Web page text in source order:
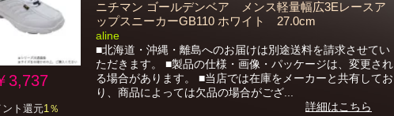
3,737
ト還元1％
ニチマン ゴールデンベア メンス軽量幅広3Eレースア
ップスニーカーGB110 ホワイト 27.0cm
aline
■北海道・沖縄・離島へのお届けは別途送料を請求させてい
ただきます。 ■製品の仕様・画像・パッケージは、変更され
る場合があります。 ■当店では在庫をメーカーと共有してお
り、商品によっては欠品の場合がござ...
詳細はこちら